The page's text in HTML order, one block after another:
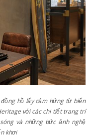
hồ lấy cảm hứng từ biển
với các chi tiết trang trí
và những bức ảnh nghệ
khơi